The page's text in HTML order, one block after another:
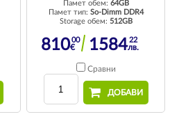
Памет обем: 64GB
Памет тип: So-Dimm DDR4
Storage обем: 512GB
81000
€ 158422
лв.
Сравни
ДОБАВИ